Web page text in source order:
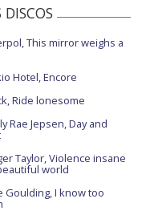
DISCOS
This mirror weighs a
Hotel, Encore
Ride lonesome
Rae Jepsen, Day and
Taylor, Violence insane
world
Goulding, I know too